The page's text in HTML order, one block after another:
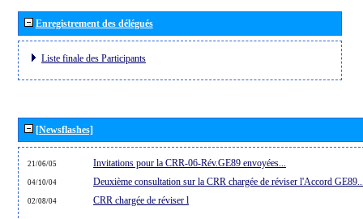
Enregistrement des délégués
Liste finale des Participants
[Newsflashes]
21/06/05 Invitations pour la CRR-06-Rév.GE89 envoyées...
04/10/04 Deuxième consultation sur la CRR chargée de réviser l'Accord
02/08/04 CRR chargée de réviser l